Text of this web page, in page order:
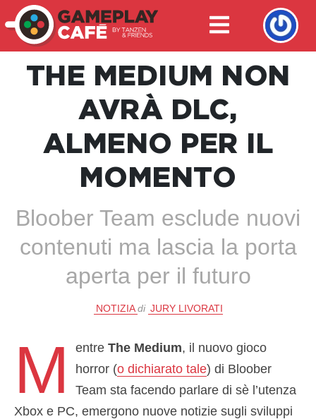
THE MEDIUM NON
AVRÀ DLC,
ALMENO PER IL
MOMENTO
Bloober Team esclude nuovi
contenuti ma lascia la porta
aperta per il futuro
NOTIZIA di JURY LIVORATI
M entreThe Medium, il nuovo gioco
horror (o dichiarato tale) di Bloober
Team sta facendo parlare di sè l’utenza
Xbox e PC, emergono nuove notizie sugli sviluppi